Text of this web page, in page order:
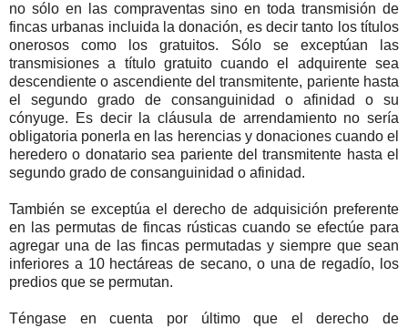
no sólo en las compraventas sino en toda transmisión de
fincas urbanas incluida la donación, es decir tanto los títulos
onerosos como los gratuitos. Sólo se exceptúan las
transmisiones a título gratuito cuando el adquirente sea
descendiente o ascendiente del transmitente, pariente hasta
el segundo grado de consanguinidad o afinidad o su
cónyuge. Es decir la cláusula de arrendamiento no sería
obligatoria ponerla en las herencias y donaciones cuando el
heredero o donatario sea pariente del transmitente hasta el
segundo grado de consanguinidad o afinidad.
También se exceptúa el derecho de adquisición preferente
en las permutas de fincas rústicas cuando se efectúe para
agregar una de las fincas permutadas y siempre que sean
inferiores a 10 hectáreas de secano, o una de regadío, los
predios que se permutan.
Téngase en cuenta por último que el derecho de